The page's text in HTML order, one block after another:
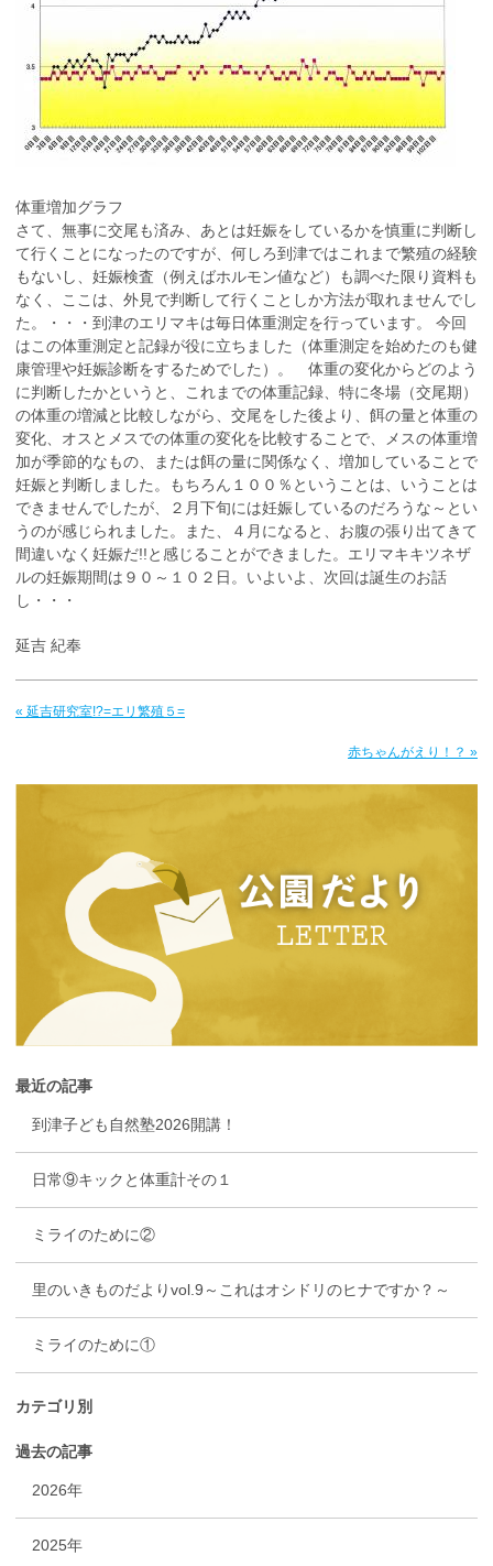
体重増加グラフ
さて、無事に交尾も済み、あとは妊娠をしているかを慎重に判断し
て行くことになったのですが、何しろ到津ではこれまで繁殖の経験
もないし、妊娠検査（例えばホルモン値など）も調べた限り資料も
なく、ここは、外見で判断して行くことしか方法が取れませんでし
た。・・・到津のエリマキは毎日体重測定を行っています。 今回
はこの体重測定と記録が役に立ちました（体重測定を始めたのも健
康管理や妊娠診断をするためでした）。 体重の変化からどのよう
に判断したかというと、これまでの体重記録、特に冬場（交尾期）
の体重の増減と比較しながら、交尾をした後より、餌の量と体重の
変化、オスとメスでの体重の変化を比較することで、メスの体重増
加が季節的なもの、または餌の量に関係なく、増加していることで
妊娠と判断しました。もちろん１００％ということは、いうことは
できませんでしたが、２月下旬には妊娠しているのだろうな～とい
うのが感じられました。また、４月になると、お腹の張り出てきて
間違いなく妊娠だ!!と感じることができました。エリマキキツネザ
ルの妊娠期間は９０～１０２日。いよいよ、次回は誕生のお話
し・・・
延吉 紀奉
« 延吉研究室!?=エリ繁殖５=
赤ちゃんがえり！？ »
最近の記事
到津子ども自然塾2026開講！
日常⑨キックと体重計その１
ミライのために②
里のいきものだよりvol.9～これはオシドリのヒナですか？～
ミライのために①
カテゴリ別
過去の記事
2026年
2025年